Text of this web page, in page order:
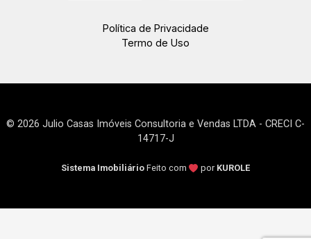
Política de Privacidade
Termo de Uso
© 2026 Julio Casas Imóveis Consultoria e Vendas LTDA - CRECI C-
14717-J
Sistema Imobiliário Feito com por KUROLE